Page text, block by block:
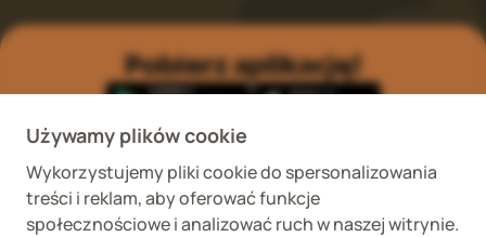
Używamy plików cookie
Wykorzystujemy pliki cookie do spersonalizowania
treści i reklam, aby oferować funkcje
społecznościowe i analizować ruch w naszej witrynie.
Pobierz aplikację!